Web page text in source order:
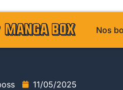
Nos
11/05/2025